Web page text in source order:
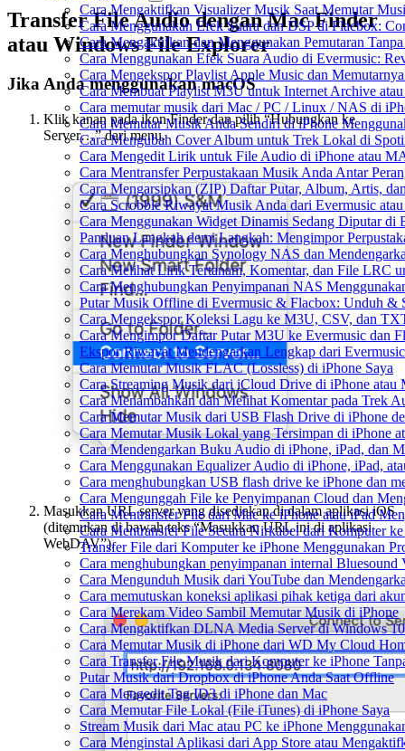
Cara Mengaktifkan Visualizer Musik Saat Memutar
Cara Menggunakan Efek Suara dan DSP di Flacbox:
Cara Mengaktifkan dan Menggunakan Pemutaran
Cara Menggunakan Efek Suara Audio di Evermusic:
Cara Mengekspor Playlist Apple Music dan
Cara Membuat Playlist M3U untuk Internet Archive
Cara memutar musik dari Mac / PC / Linux / NAS di
Cara Memutar Musik Anda Sendiri di iPhone
Cara Mengubah Cover Album untuk Trek Lokal di
Cara Mengedit Lirik untuk File Audio di iPhone atau
Cara Mentransfer Perpustakaan Musik Anda Antar
Cara Mengarsipkan (ZIP) Daftar Putar, Album, Artis,
Cara Scrobble Riwayat Musik Anda dari Evermusic
Cara Menggunakan Widget Dinamis Sedang Diputar
Panduan Langkah demi Langkah: Mengimpor
Cara Menghubungkan Synology NAS dan
Cara Melihat Lirik Tertanam, Komentar, dan File LRC
Cara Menghubungkan Penyimpanan NAS
Putar Musik Offline di Evermusic & Flacbox: Unduh &
Cara Mengekspor Koleksi Lagu ke M3U, CSV, dan
Cara Mengimpor Daftar Putar M3U ke Evermusic dan
Ekspor Riwayat Mendengarkan Lengkap dari
Cara Memutar Musik FLAC (Lossless) di iPhone Saya
Cara Streaming Musik dari iCloud Drive di iPhone atau
Cara Menambahkan dan Melihat Komentar pada Trek
Cara Memutar Musik dari USB Flash Drive di iPhone
Cara Memutar Musik Lokal yang Tersimpan di iPhone
Cara Mendengarkan Buku Audio di iPhone, iPad, dan
Cara Menggunakan Equalizer Audio di iPhone, iPad,
Cara menghubungkan USB flash drive ke iPhone dan
Cara Mengunggah File ke Penyimpanan Cloud dan
Cara Mentransfer File dari Mac ke iPhone atau iPad
Cara Mentransfer File Secara Nirkabel dari Komputer
Transfer File dari Komputer ke iPhone Menggunakan
Cara menghubungkan penyimpanan internal
Cara Mengunduh Musik dari YouTube dan
Cara memutuskan koneksi aplikasi pihak ketiga dari
Cara Merekam Video Sambil Memutar Musik di iPhone
Cara Mengaktifkan DLNA Media Server di Windows
Cara Memutar Musik di iPhone dari WD My Cloud
Cara Transfer File Musik dari Komputer ke iPhone
Putar Musik dari Dropbox di iPhone Anda Saat Offline
Cara Mengedit Tag ID3 di iPhone dan Mac
Cara Memutar File Lokal (File iTunes) di iPhone Saya
Stream Musik dari Mac atau PC ke iPhone
Cara Menginstal Aplikasi dari App Store atau
Transfer File Audio dengan Mac Finder
atau Windows File Explorer
Jika Anda menggunakan macOS
Klik kanan pada ikon Finder dan pilih “Hubungkan ke
Server…” dari menu.
Masukkan URL server yang disediakan di dalam aplikasi iOS
(ditemukan di bawah teks “Masukkan URL ini di aplikasi
WebDAV”).